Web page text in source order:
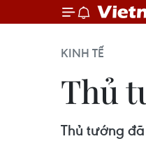
KINH TẾ
Thủ
Thủ tướng